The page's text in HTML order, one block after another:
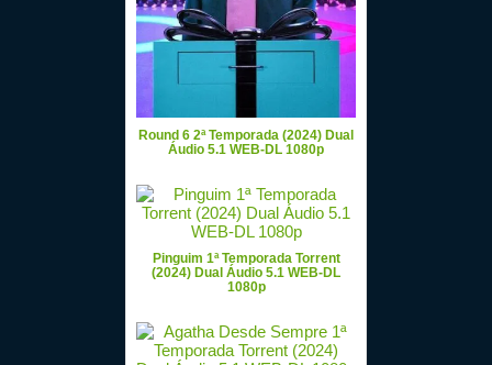
Round 6 2ª Temporada (2024) Dual
Áudio 5.1 WEB-DL 1080p
Pinguim 1ª Temporada Torrent
(2024) Dual Áudio 5.1 WEB-DL
1080p